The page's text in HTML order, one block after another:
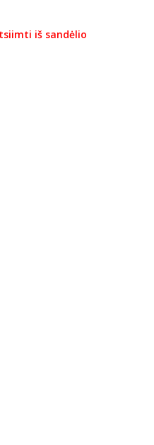
iš sandėlio